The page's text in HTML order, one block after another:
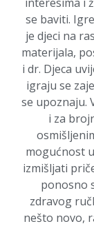
se baviti.
je djeci na
materijala,
i dr. Djeca
igraju se
se upoznaju.
i za
mogućnost
izmišljati
ponosno
zdravog
nešto novo,